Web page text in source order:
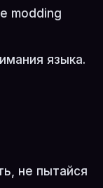
modding
языка.
не пытайся